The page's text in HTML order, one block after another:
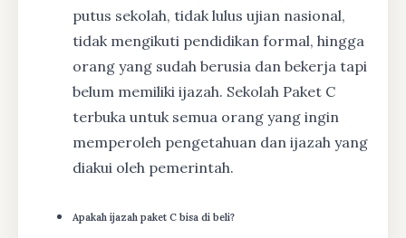
putus sekolah, tidak lulus ujian nasional,
tidak mengikuti pendidikan formal, hingga
orang yang sudah berusia dan bekerja tapi
belum memiliki ijazah. Sekolah Paket C
terbuka untuk semua orang yang ingin
memperoleh pengetahuan dan ijazah yang
diakui oleh pemerintah.
Apakah ijazah paket C bisa di beli?